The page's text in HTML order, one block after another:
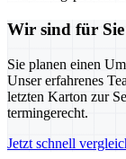
Wir sind für
Sie planen einen
Unser erfahrenes
letzten Karton zur
termingerecht.
Jetzt schnell